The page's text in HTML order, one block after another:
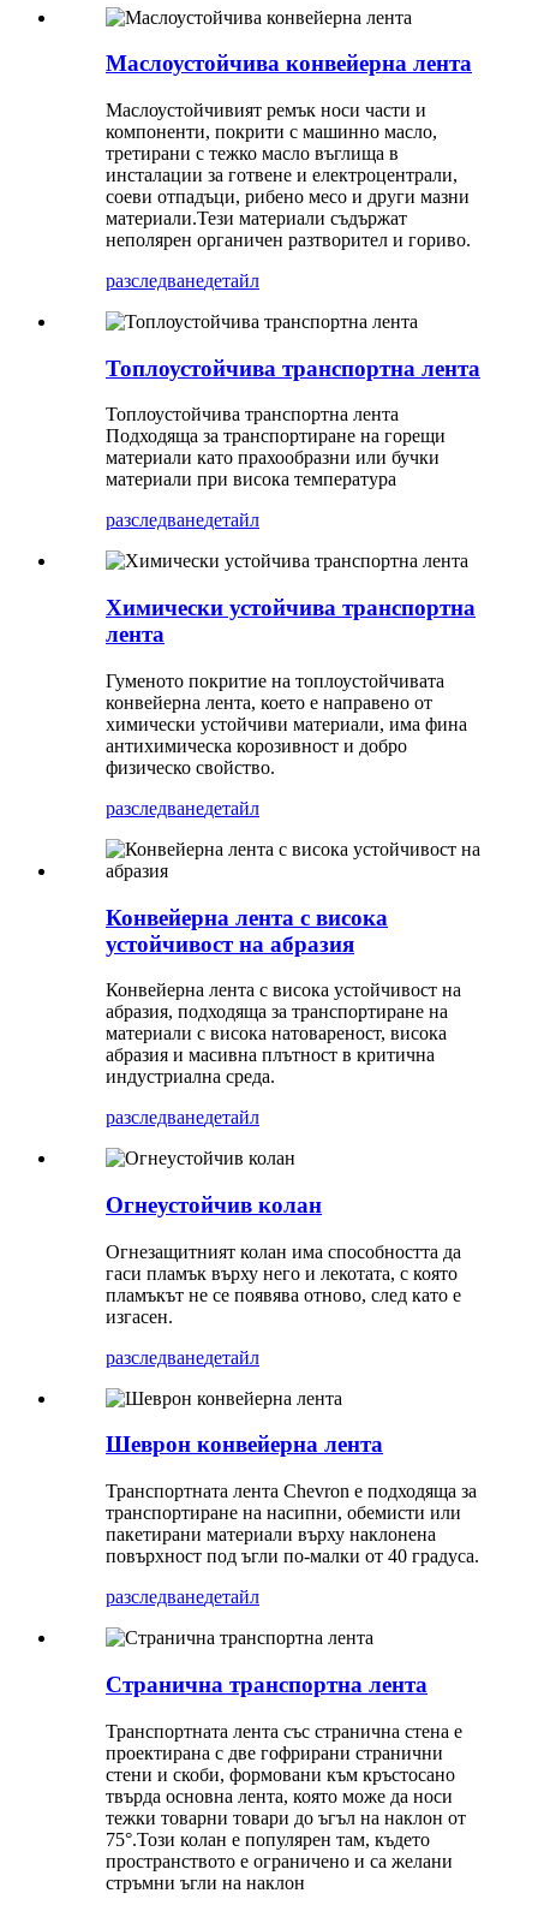
Маслоустойчива конвейерна лента
Маслоустойчивият ремък носи части и
компоненти, покрити с машинно масло,
третирани с тежко масло въглища в
инсталации за готвене и електроцентрали,
соеви отпадъци, рибено месо и други мазни
материали.Тези материали съдържат
неполярен органичен разтворител и гориво.
разследванедетайл
Топлоустойчива транспортна лента
Топлоустойчива транспортна лента
Подходяща за транспортиране на горещи
материали като прахообразни или бучки
материали при висока температура
разследванедетайл
Химически устойчива транспортна
лента
Гуменото покритие на топлоустойчивата
конвейерна лента, което е направено от
химически устойчиви материали, има фина
антихимическа корозивност и добро
физическо свойство.
разследванедетайл
Конвейерна лента с висока
устойчивост на абразия
Конвейерна лента с висока устойчивост на
абразия, подходяща за транспортиране на
материали с висока натовареност, висока
абразия и масивна плътност в критична
индустриална среда.
разследванедетайл
Огнеустойчив колан
Огнезащитният колан има способността да
гаси пламък върху него и лекотата, с която
пламъкът не се появява отново, след като е
изгасен.
разследванедетайл
Шеврон конвейерна лента
Транспортната лента Chevron е подходяща за
транспортиране на насипни, обемисти или
пакетирани материали върху наклонена
повърхност под ъгли по-малки от 40 градуса.
разследванедетайл
Странична транспортна лента
Транспортната лента със странична стена е
проектирана с две гофрирани странични
стени и скоби, формовани към кръстосано
твърда основна лента, която може да носи
тежки товарни товари до ъгъл на наклон от
75°.Този колан е популярен там, където
пространството е ограничено и са желани
стръмни ъгли на наклон